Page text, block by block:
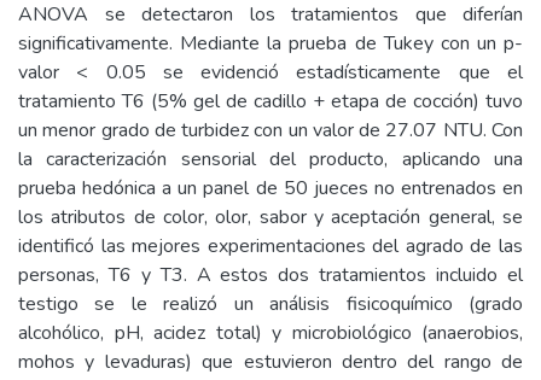
ANOVA se detectaron los tratamientos que diferían
significativamente. Mediante la prueba de Tukey con un p-
valor < 0.05 se evidenció estadísticamente que el
tratamiento T6 (5% gel de cadillo + etapa de cocción) tuvo
un menor grado de turbidez con un valor de 27.07 NTU. Con
la caracterización sensorial del producto, aplicando una
prueba hedónica a un panel de 50 jueces no entrenados en
los atributos de color, olor, sabor y aceptación general, se
identificó las mejores experimentaciones del agrado de las
personas, T6 y T3. A estos dos tratamientos incluido el
testigo se le realizó un análisis fisicoquímico (grado
alcohólico, pH, acidez total) y microbiológico (anaerobios,
mohos y levaduras) que estuvieron dentro del rango de